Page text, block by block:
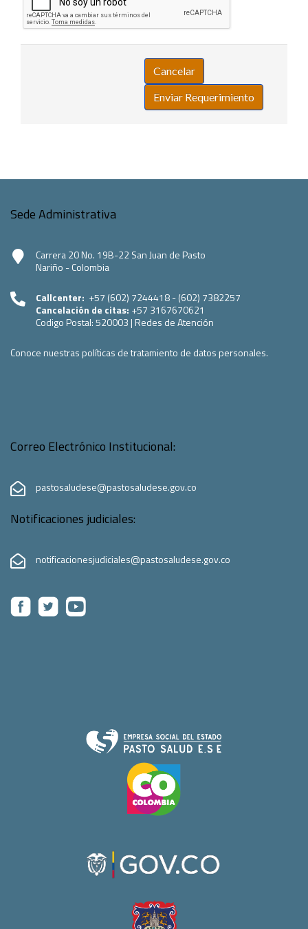
Sede Administrativa
Carrera 20 No. 19B-22 San Juan de Pasto
Nariño - Colombia
Callcenter: +57 (602) 7244418 - (602) 7382257
Cancelación de citas: +57 3167670621
Codigo Postal:520003 | Redes de Atención
Conoce nuestras políticas de tratamiento de datos personales.
Correo Electrónico Institucional:
pastosaludese@pastosaludese.gov.co
Notificaciones judiciales:
notificacionesjudiciales@pastosaludese.gov.co